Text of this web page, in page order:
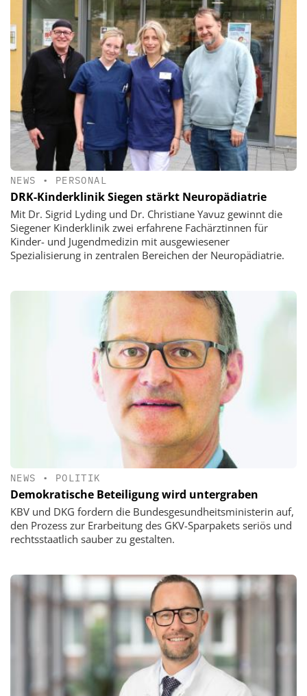
NEWS • PERSONAL
DRK-Kinderklinik Siegen stärkt Neuropädiatrie
Mit Dr. Sigrid Lyding und Dr. Christiane Yavuz gewinnt die
Siegener Kinderklinik zwei erfahrene Fachärztinnen für
Kinder- und Jugendmedizin mit ausgewiesener
Spezialisierung in zentralen Bereichen der Neuropädiatrie.
NEWS • POLITIK
Demokratische Beteiligung wird untergraben
KBV und DKG fordern die Bundesgesundheitsministerin auf,
den Prozess zur Erarbeitung des GKV-Sparpakets seriös und
rechtsstaatlich sauber zu gestalten.